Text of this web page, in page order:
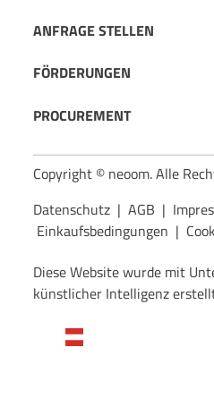
ANFRAGE STELLEN
FÖRDERUNGEN
PROCUREMENT
Copyright © neoom. Alle
Datenschutz| AGB |
Einkaufsbedingungen |
Diese Website wurde mit
künstlicher Intelligenz